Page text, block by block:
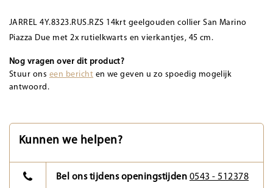
JARREL 4Y.8323.RUS.RZS 14krt geelgouden collier San Marino
Piazza Due met 2x rutielkwarts en vierkantjes, 45 cm.
Nog vragen over dit product?
Stuur ons een bericht en we geven u zo spoedig mogelijk
antwoord.
Kunnen we helpen?
Bel ons tijdens openingstijden 0543 - 512378